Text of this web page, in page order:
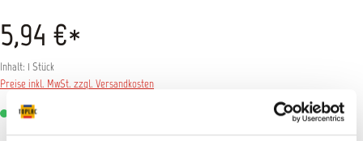
5,94 €*
Inhalt: 1 Stück
Preise inkl. MwSt. zzgl. Versandkosten
Sofort verfügbar, Lieferzeit: 1-3 Tage